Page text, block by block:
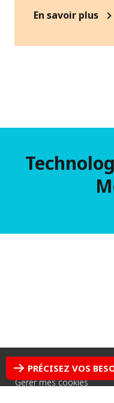
En savoir plus
Accessibilité - Non
Mentions légales
Plan
Gérer mes cookies
PRÉCISEZ VOS